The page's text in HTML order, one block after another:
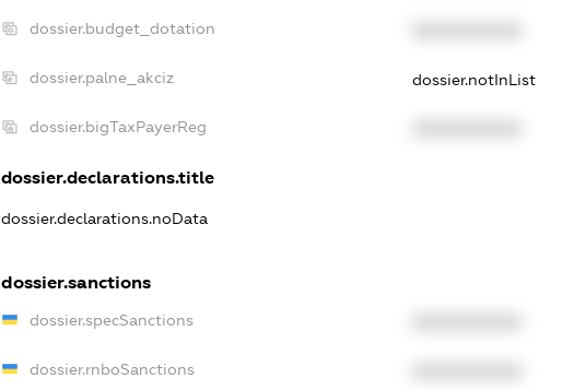
dossier.budget_dotation
dossier.palne_akciz dossier.notInList
dossier.bigTaxPayerReg
dossier.declarations.title
dossier.declarations.noData
dossier.sanctions
dossier.specSanctions
dossier.rnboSanctions